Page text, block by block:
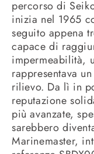
percorso di
inizia nel 1965
seguito appena
capace di
impermeabilità,
rappresentava
rilievo. Da lì in
reputazione
più avanzate,
sarebbero
Marinemaster,